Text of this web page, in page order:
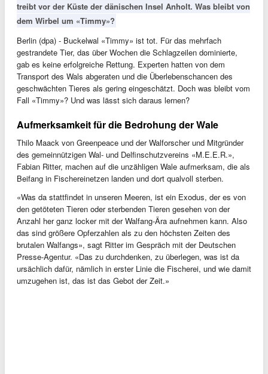
treibt vor der Küste der dänischen Insel Anholt. Was bleibt von
dem Wirbel um «Timmy»?
Berlin (dpa) - Buckelwal «Timmy» ist tot. Für das mehrfach
gestrandete Tier, das über Wochen die Schlagzeilen dominierte,
gab es keine erfolgreiche Rettung. Experten hatten von dem
Transport des Wals abgeraten und die Überlebenschancen des
geschwächten Tieres als gering eingeschätzt. Doch was bleibt vom
Fall «Timmy»? Und was lässt sich daraus lernen?
Aufmerksamkeit für die Bedrohung der Wale
Thilo Maack von Greenpeace und der Walforscher und Mitgründer
des gemeinnützigen Wal- und Delfinschutzvereins «M.E.E.R.»,
Fabian Ritter, machen auf die unzähligen Wale aufmerksam, die als
Beifang in Fischereinetzen landen und dort qualvoll sterben.
«Was da stattfindet in unseren Meeren, ist ein Exodus, der es von
den getöteten Tieren oder sterbenden Tieren gesehen von der
Anzahl her ganz locker mit der Walfang-Ära aufnehmen kann. Also
das sind größere Opferzahlen als zu den höchsten Zeiten des
brutalen Walfangs», sagt Ritter im Gespräch mit der Deutschen
Presse-Agentur. «Das zu durchdenken, zu überlegen, was ist da
ursächlich dafür, nämlich in erster Linie die Fischerei, und wie damit
umzugehen ist, das ist das Gebot der Zeit.»